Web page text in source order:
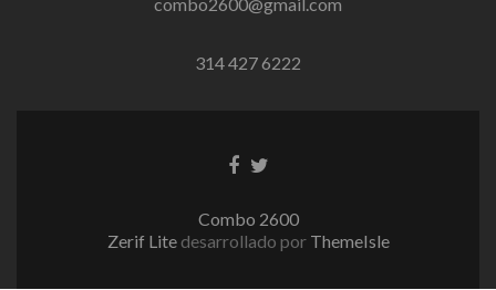
314 427 6222
EnlaceEnlace
Combo 2600
Zerif Lite desarrollado por ThemeIsle